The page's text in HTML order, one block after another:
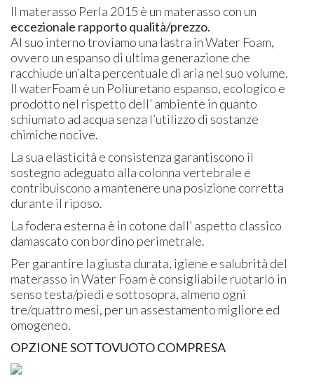
Il materasso Perla 2015 è un materasso con un
eccezionale rapporto qualità/prezzo.
Al suo interno troviamo una lastra in Water Foam,
ovvero un espanso di ultima generazione che
racchiude un’alta percentuale di aria nel suo volume.
Il waterFoam è un Poliuretano espanso, ecologico e
prodotto nel rispetto dell’ ambiente in quanto
schiumato ad acqua senza l’utilizzo di sostanze
chimiche nocive.
La sua elasticità e consistenza garantiscono il
sostegno adeguato alla colonna vertebrale e
contribuiscono a mantenere una posizione corretta
durante il riposo.
La fodera esterna è in cotone dall’ aspetto classico
damascato con bordino perimetrale.
Per garantire la giusta durata, igiene e salubrità del
materasso in Water Foam è consigliabile ruotarlo in
senso testa/piedi e sottosopra, almeno ogni
tre/quattro mesi, per un assestamento migliore ed
omogeneo.
OPZIONE SOTTOVUOTOCOMPRESA